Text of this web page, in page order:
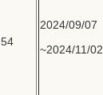
54
2024/09/07
~2024/11/02